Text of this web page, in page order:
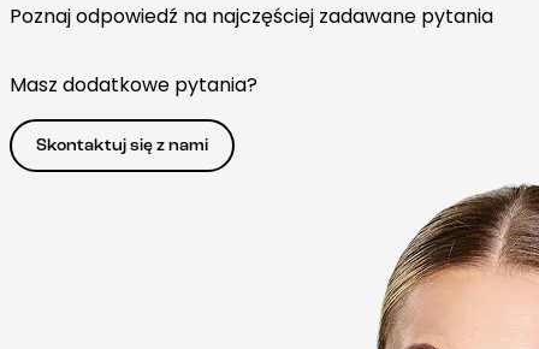
Poznaj odpowiedź na najczęściej zadawane pytania
Masz dodatkowe pytania?
Skontaktuj się z nami